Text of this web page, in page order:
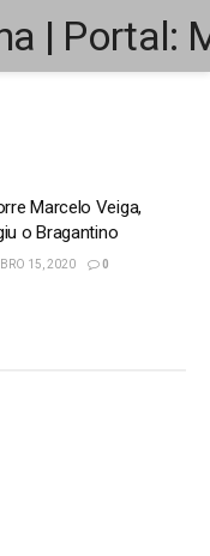
Marcelo Veiga,
o Bragantino
15, 2020 0